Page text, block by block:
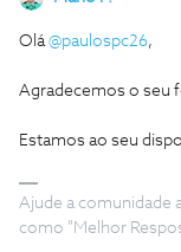
Olá@paulospc26,
Agradecemos o seu
Estamos ao seu
Ajude a comunidade
como "Melhor